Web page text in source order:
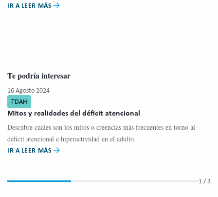
IR A LEER MÁS
Te podría interesar
16 Agosto 2024
TDAH
Mitos y realidades del déficit atencional
Descubre cuales son los mitos o creencias más frecuentes en torno al
déficit atencional e hiperactividad en el adulto.
IR A LEER MÁS
1 / 3